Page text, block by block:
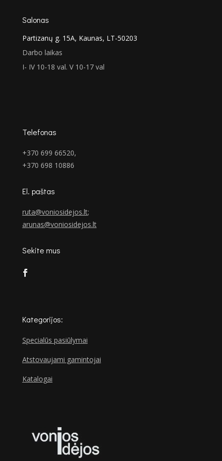
Salonas
Partizanų g. 15A, Kaunas, LT-50203
Darbo laikas
I- IV 10-18 val. V 10-17 val
Telefonas
+370 699 66520,
+370 698 10886
El. paštas
ruta@voniosidejos.lt;
arunas@voniosidejos.lt
Sekite mus
Kategorijos:
Specialūs pasiūlymai
Atstovaujami gamintojai
Katalogai